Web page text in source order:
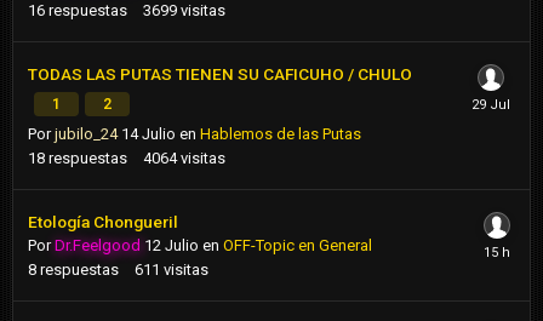
16 respuestas 3699 visitas
TODAS LAS PUTAS TIENEN SU CAFICUHO / CHULO
1 2
Porjubilo_24 14 Julio en Hablemos de las Putas
18 respuestas 4064 visitas
Etología Chongueril
PorDr.Feelgood 12 Julio en OFF-Topic en General
8 respuestas 611 visitas